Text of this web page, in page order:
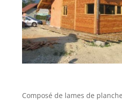
Composé de lames de